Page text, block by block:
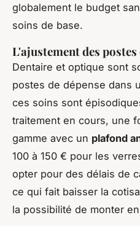
globalement le budget
soins de base.
L'ajustement des
Dentaire et optique sont
postes de dépense dans
ces soins sont
traitement en cours, une
gamme avec un plafond
100 à 150 € pour les
opter pour des délais de
ce qui fait baisser la
la possibilité de monter